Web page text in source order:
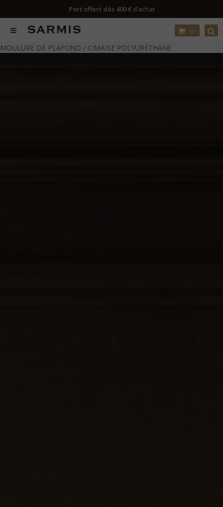
MOULURE DE PLAFOND / CIMAISE POLYURÉTHANE
Port offert dès 400 €d’achat
0